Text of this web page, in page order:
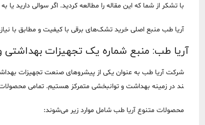
با تشکر از شما که این مقاله را مطالعه کردید. اگر سوالی دارید
آریا طب منبع اصلی خرید تشک‌های برقی با کیفیت و مطابق با
آریا طب: منبع شماره یک تجهیزات بهداشتی
شرکت آریا طب به عنوان یکی از پیشروهای صنعت تجهیزات
ند در زمینه بهداشت و توانبخشی متمرکز هستیم. تمامی
محصولات متنوع آریا طب شامل موارد زیر می‌شوند: